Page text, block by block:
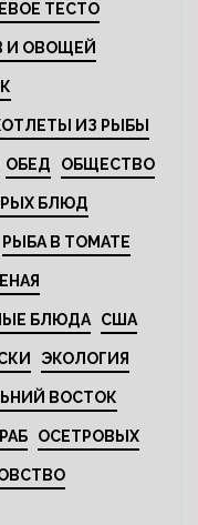
ТЕСТО
И ОВОЩЕЙ
ИЗ РЫБЫ
ОБЕД ОБЩЕСТВО
БЛЮД
РЫБА В ТОМАТЕ
БЛЮДА США
ЭКОЛОГИЯ
ВОСТОК
ОСЕТРОВЫХ